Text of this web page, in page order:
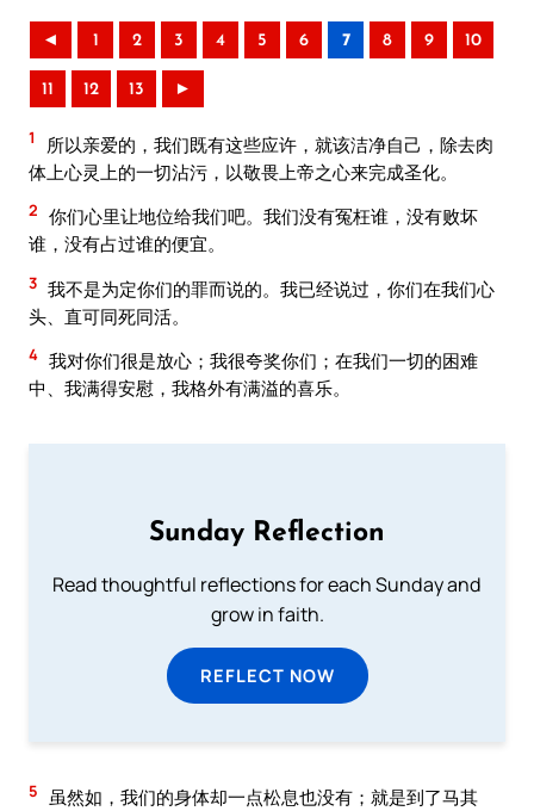
◄ 1 2 3 4 5 6 7 8 9 10
11 12 13 ►
1
所以亲爱的，我们既有这些应许，就该洁净自己，除去肉
体上心灵上的一切沾污，以敬畏上帝之心来完成圣化。
2 你们心里让地位给我们吧。我们没有冤枉谁，没有败坏
谁，没有占过谁的便宜。
3 我不是为定你们的罪而说的。我已经说过，你们在我们心
头、直可同死同活。
4 我对你们很是放心；我很夸奖你们；在我们一切的困难
中、我满得安慰，我格外有满溢的喜乐。
Sunday Reflection
Read thoughtful reflections for each Sunday and
grow in faith.
REFLECT NOW
5 虽然如，我们的身体却一点松息也没有；就是到了马其